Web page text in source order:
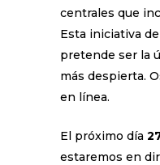
centrales que
Esta iniciativa
pretende ser la
más despierta.
en línea.
El próximo día
estaremos en